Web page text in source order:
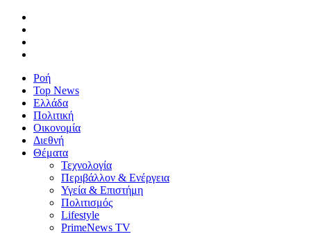
Ροή
Top News
Ελλάδα
Πολιτική
Οικονομία
Διεθνή
Θέματα
Τεχνολογία
Περιβάλλον & Ενέργεια
Υγεία & Επιστήμη
Πολιτισμός
Lifestyle
PrimeNews TV